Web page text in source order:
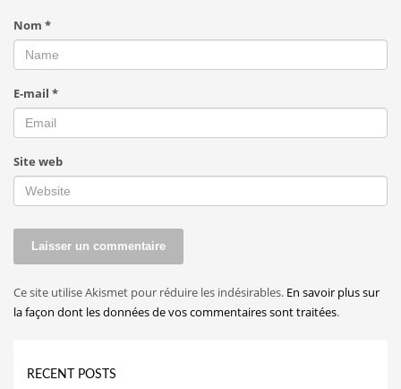
Nom *
E-mail *
Site web
Ce site utilise Akismet pour réduire les indésirables. En savoir plus sur
la façon dont les données de vos commentaires sont traitées.
RECENT POSTS